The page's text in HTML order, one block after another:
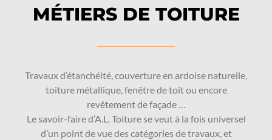
MÉTIERS DE TOITURE
Travaux d’étanchéité, couverture en ardoise naturelle,
toiture métallique, fenêtre de toit ou encore
revêtement de façade …
Le savoir-faire d’A.L. Toiture se veut à la fois universel
d’un point de vue des catégories de travaux, et